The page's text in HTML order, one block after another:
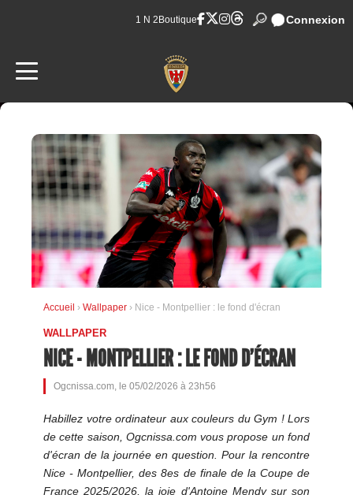
1 N 2 Boutique Connexion
Accueil › Wallpaper › Nice - Montpellier : le fond d'écran
WALLPAPER
NICE - MONTPELLIER : LE FOND D'ÉCRAN
Ogcnissa.com, le 05/02/2026 à 23h56
Habillez votre ordinateur aux couleurs du Gym ! Lors
de cette saison, Ogcnissa.com vous propose un fond
d'écran de la journée en question. Pour la rencontre
Nice - Montpellier, des 8es de finale de la Coupe de
France 2025/2026, la joie d'Antoine Mendy sur son